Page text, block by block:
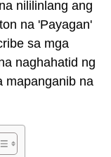
nililinlang ang
na 'Payagan'
sa mga
naghahatid ng
mapanganib na